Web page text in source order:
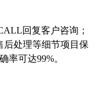
回复客户咨询；
后处理等细节项目保
率可达99%。